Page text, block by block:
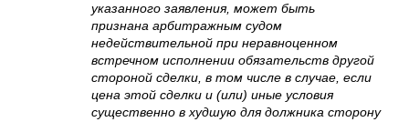
указанного заявления, может быть
признана арбитражным судом
недействительной при неравноценном
встречном исполнении обязательств другой
стороной сделки, в том числе в случае, если
цена этой сделки и (или) иные условия
существенно в худшую для должника сторону